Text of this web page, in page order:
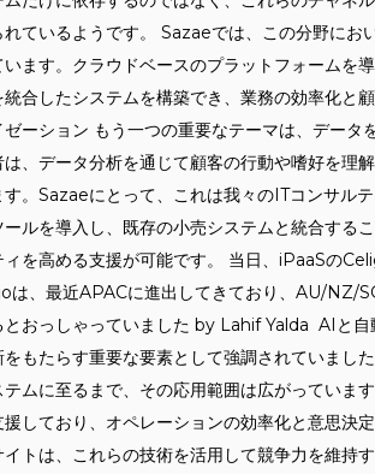
ているようです。 Sazaeでは、この分野にお
ます。クラウドベースのプラットフォームを
統合したシステムを構築でき、業務の効率化
ーション もう一つの重要なテーマは、データ
、データ分析を通じて顧客の行動や嗜好を理
。Sazaeにとって、これは我々のITコンサル
ルを導入し、既存の小売システムと統合する
ィを高める支援が可能です。 当日、iPaaSの
は、最近APACに進出してきており、AU/NZ/
とおっしゃっていました by Lahif Yalda AIと
もたらす重要な要素として強調されていまし
ムに至るまで、その応用範囲は広がっていま
しており、オペレーションの効率化と意思決
トは、これらの技術を活用して競争力を維持